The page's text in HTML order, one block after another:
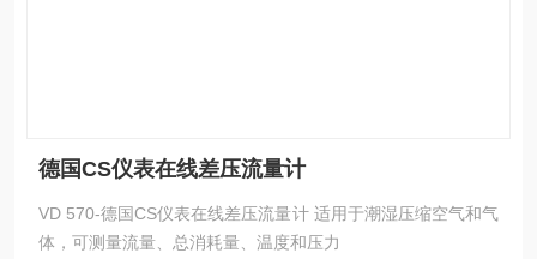
德国CS仪表在线差压流量计
VD 570-德国CS仪表在线差压流量计 适用于潮湿压缩空气和气
体，可测量流量、总消耗量、温度和压力